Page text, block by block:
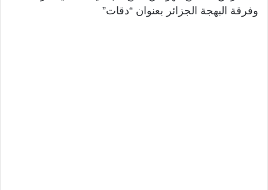
وفرقة البهجة الجزائر بعنوان “دقات”